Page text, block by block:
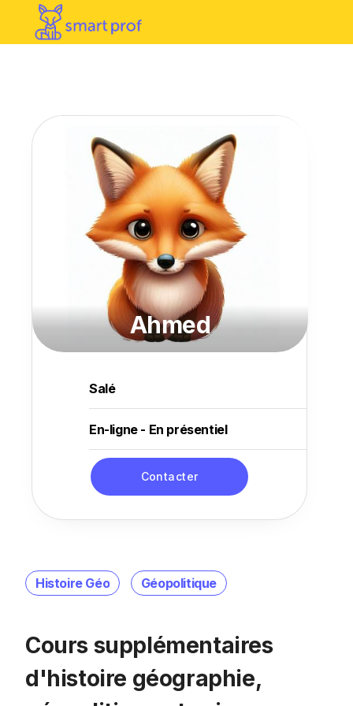
Histoire Géo Géopolitique
Cours supplémentaires
d'histoire géographie,
Ahmed
Salé
En-ligne - En présentiel
Contacter